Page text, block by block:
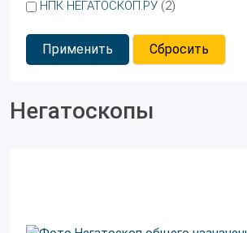
НПК НЕГАТОСКОП.РУ (2)
Применить Сбросить
Негатоскопы